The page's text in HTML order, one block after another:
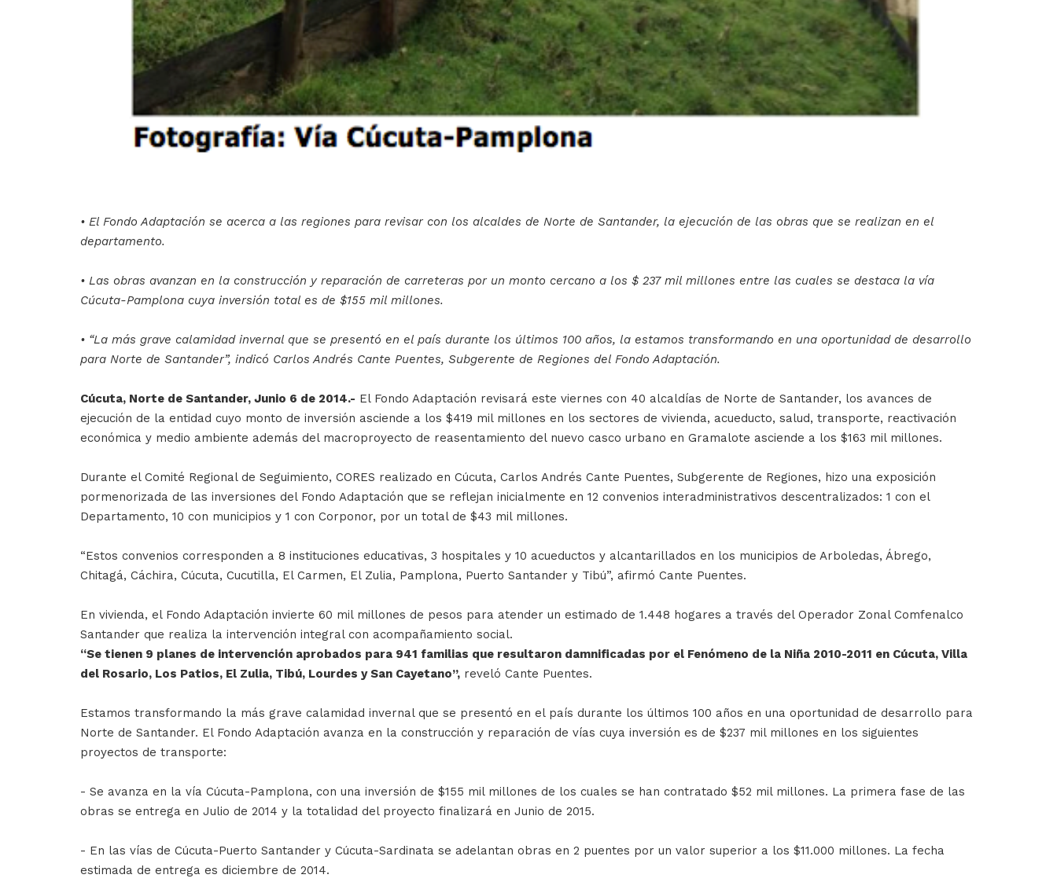
• El Fondo Adaptación se acerca a las regiones para revisar con los alcaldes de Norte de Santander, la ejecución de las obras que se realizan en el
departamento.
• Las obras avanzan en la construcción y reparación de carreteras por un monto cercano a los $ 237 mil millones entre las cuales se destaca la vía
Cúcuta-Pamplona cuya inversión total es de $155 mil millones.
• “La más grave calamidad invernal que se presentó en el país durante los últimos 100 años, la estamos transformando en una oportunidad de desarrollo
para Norte de Santander”, indicó Carlos Andrés Cante Puentes, Subgerente de Regiones del Fondo Adaptación.
Cúcuta, Norte de Santander, Junio 6 de 2014.- El Fondo Adaptación revisará este viernes con 40 alcaldías de Norte de Santander, los avances de
ejecución de la entidad cuyo monto de inversión asciende a los $419 mil millones en los sectores de vivienda, acueducto, salud, transporte, reactivación
económica y medio ambiente además del macroproyecto de reasentamiento del nuevo casco urbano en Gramalote asciende a los $163 mil millones.
Durante el Comité Regional de Seguimiento, CORES realizado en Cúcuta, Carlos Andrés Cante Puentes, Subgerente de Regiones, hizo una exposición
pormenorizada de las inversiones del Fondo Adaptación que se reflejan inicialmente en 12 convenios interadministrativos descentralizados: 1 con el
Departamento, 10 con municipios y 1 con Corponor, por un total de $43 mil millones.
“Estos convenios corresponden a 8 instituciones educativas, 3 hospitales y 10 acueductos y alcantarillados en los municipios de Arboledas, Ábrego,
Chitagá, Cáchira, Cúcuta, Cucutilla, El Carmen, El Zulia, Pamplona, Puerto Santander y Tibú”, afirmó Cante Puentes.
En vivienda, el Fondo Adaptación invierte 60 mil millones de pesos para atender un estimado de 1.448 hogares a través del Operador Zonal Comfenalco
Santander que realiza la intervención integral con acompañamiento social.
“Se tienen 9 planes de intervención aprobados para 941 familias que resultaron damnificadas por el Fenómeno de la Niña 2010-2011 en Cúcuta, Villa
del Rosario, Los Patios, El Zulia, Tibú, Lourdes y San Cayetano”, reveló Cante Puentes.
Estamos transformando la más grave calamidad invernal que se presentó en el país durante los últimos 100 años en una oportunidad de desarrollo para
Norte de Santander. El Fondo Adaptación avanza en la construcción y reparación de vías cuya inversión es de $237 mil millones en los siguientes
proyectos de transporte:
- Se avanza en la vía Cúcuta-Pamplona, con una inversión de $155 mil millones de los cuales se han contratado $52 mil millones. La primera fase de las
obras se entrega en Julio de 2014 y la totalidad del proyecto finalizará en Junio de 2015.
- En las vías de Cúcuta-Puerto Santander y Cúcuta-Sardinata se adelantan obras en 2 puentes por un valor superior a los $11.000 millones. La fecha
estimada de entrega es diciembre de 2014.